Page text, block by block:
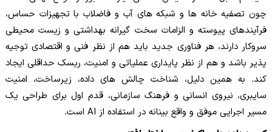
چون تصفیه خانه ها و شبکه های آب و فاضلاب با تجهیزات حساس،
فرآیندهای پیوسته و الزامات سخت گیرانه بهداشتی و زیست محیطی
سروکار دارند، هر فناوری جدید باید هم از نظر فنی و اقتصادی توجیه
پذیر باشد و هم از نظر پایداری عملیاتی و امنیت، ریسک حداقلی ایجاد
کند. به همین دلیل، شناخت چالش های داده، زیرساخت، امنیت
سایبری، نیروی انسانی و فرهنگ سازمانی، قدم اول برای طراحی یک
مسیر اجرایی موفق و واقع بینانه در استفاده از AI است.